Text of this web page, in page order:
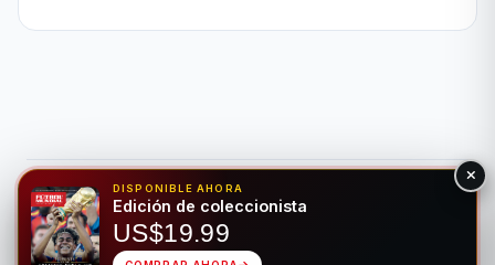
© 2026 Fútbol Mundial®. Todos los derechos reservados. Solo
para fines de entretenimiento. Por favor, apuesta de forma
responsable.
Juego ResponsablePrivacidad
DISPONIBLE AHORA
Edición de coleccionista
US$19.99